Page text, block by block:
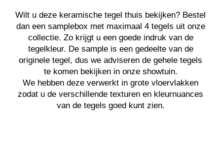
Wilt u deze keramische tegel thuis bekijken? Bestel
dan een samplebox met maximaal 4 tegels uit onze
collectie. Zo krijgt u een goede indruk van de
tegelkleur. De sample is een gedeelte van de
originele tegel, dus we adviseren de gehele tegels
te komen bekijken in onze showtuin.
We hebben deze verwerkt in grote vloervlakken
zodat u de verschillende texturen en kleurnuances
van de tegels goed kunt zien.